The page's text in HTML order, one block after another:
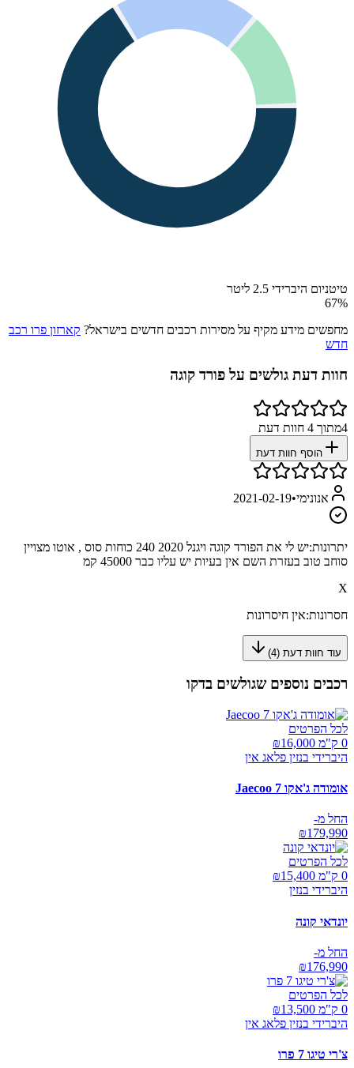
טיטניום היברידי 2.5 ליטר
67%
מחפשים מידע מקיף על מסירות רכבים חדשים בישראל? קארזון פרו רכב
חדש
חוות דעת גולשים עלפורד קוגה
4מתוך 4 חוות דעת
הוסף חוות דעת
אנונימי•
2021-02-19
יתרונות:
יש לי את הפורד קוגה ויגנל 2020 240 כוחות סוס , אוטו מצויין
סוחב טוב בעזרת השם אין בעיות יש עליו כבר 45000 קמ
X
חסרונות:אין חיסרונות
עוד חוות דעת (4
)
רכבים נוספים שגולשים בדקו
לכל הפרטים
0 ק"מ ₪
16,000
היברידי בנזין פלאג אין
אומודה ג'אקו Jaecoo 7
החל מ-
₪179,990
לכל הפרטים
0 ק"מ ₪
15,400
היברידי בנזין
יונדאי קונה
החל מ-
₪176,990
לכל הפרטים
0 ק"מ ₪
13,500
היברידי בנזין פלאג אין
צ'רי טיגו 7 פרו